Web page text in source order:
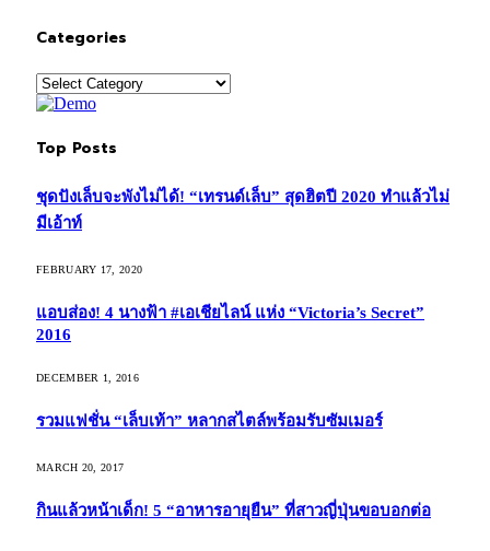
Categories
Categories
Top Posts
ชุดปังเล็บจะพังไม่ได้! “เทรนด์เล็บ” สุดฮิตปี 2020 ทำแล้วไม่
มีเอ้าท์
FEBRUARY 17, 2020
แอบส่อง! 4 นางฟ้า #เอเชียไลน์ แห่ง “Victoria’s Secret”
2016
DECEMBER 1, 2016
รวมแฟชั่น “เล็บเท้า” หลากสไตล์พร้อมรับซัมเมอร์
MARCH 20, 2017
กินแล้วหน้าเด็ก! 5 “อาหารอายุยืน” ที่สาวญี่ปุ่นขอบอกต่อ